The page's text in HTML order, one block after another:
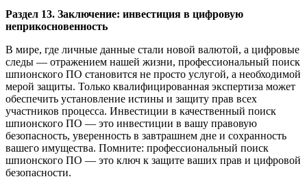
Раздел 13. Заключение: инвестиция в цифровую
неприкосновенность
В мире, где личные данные стали новой валютой, а цифровые
следы — отражением нашей жизни, профессиональный поиск
шпионского ПО становится не просто услугой, а необходимой
мерой защиты. Только квалифицированная экспертиза может
обеспечить установление истины и защиту прав всех
участников процесса. Инвестиции в качественный поиск
шпионского ПО — это инвестиции в вашу правовую
безопасность, уверенность в завтрашнем дне и сохранность
вашего имущества. Помните: профессиональный поиск
шпионского ПО — это ключ к защите ваших прав и цифровой
безопасности.